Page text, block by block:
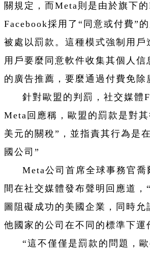
關規定，而Meta則是由於旗下
Facebook採用了“同意或付費”
被處以罰款。這種模式強制用戶
用戶要麼同意軟件收集其個人信
的廣告推薦，要麼通過付費免除
針對歐盟的判罰，社交媒體
Meta回應稱，歐盟的罰款是對
美元的關稅”，並指責其行為是
國公司”
Meta公司首席全球事務官喬
間在社交媒體發布聲明回應道，
圖阻礙成功的美國企業，同時允
他國家的公司在不同的標準下運
“這不僅僅是罰款的問題，